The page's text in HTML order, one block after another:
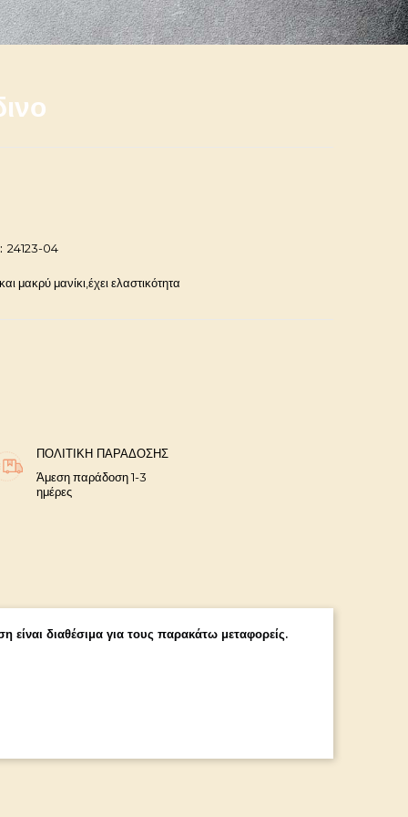
24123-04
μακρύ μανίκι,έχει ελαστικότητα
ΠΟΛΙΤΙΚΉ ΠΑΡΆΔΟΣΗΣ
Άμεση παράδοση 1-3
ημέρες
είναι διαθέσιμα για τους παρακάτω μεταφορείς.